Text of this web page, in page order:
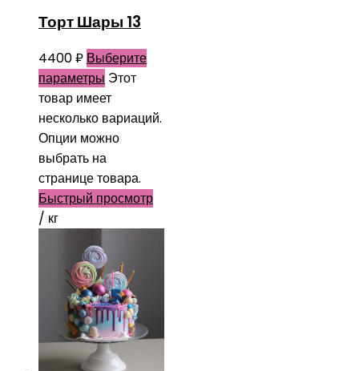
Торт Шары 13
4400₽ Выберите
параметры Этот
товар имеет
несколько вариаций.
Опции можно
выбрать на
странице товара.
Быстрый просмотр
/ кг